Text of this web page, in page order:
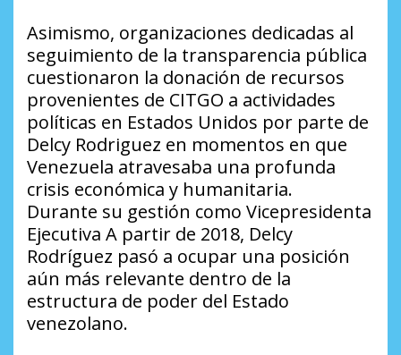
Asimismo, organizaciones dedicadas al
seguimiento de la transparencia pública
cuestionaron la donación de recursos
provenientes de CITGO a actividades
políticas en Estados Unidos por parte de
Delcy Rodriguez en momentos en que
Venezuela atravesaba una profunda
crisis económica y humanitaria.
Durante su gestión como Vicepresidenta
Ejecutiva A partir de 2018, Delcy
Rodríguez pasó a ocupar una posición
aún más relevante dentro de la
estructura de poder del Estado
venezolano.